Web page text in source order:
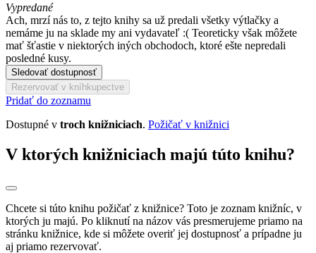
Vypredané
Ach, mrzí nás to, z tejto knihy sa už predali všetky výtlačky a
nemáme ju na sklade my ani vydavateľ :( Teoreticky však môžete
mať šťastie v niektorých iných obchodoch, ktoré ešte nepredali
posledné kusy.
Sledovať dostupnosť
Rezervovať v kníhkupectve
Pridať do zoznamu
Dostupné v troch knižniciach. Požičať v knižnici
V ktorých knižniciach majú túto knihu?
Chcete si túto knihu požičať z knižnice? Toto je zoznam knižníc, v
ktorých ju majú. Po kliknutí na názov vás presmerujeme priamo na
stránku knižnice, kde si môžete overiť jej dostupnosť a prípadne ju
aj priamo rezervovať.